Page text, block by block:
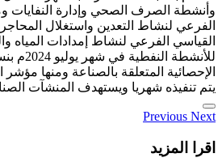
الإحصائية المتعلقة بالصناعة ومنها
يتم تنفيذه شهريا ويستهدف المنشآت
Previous Next
اقرا المزيد